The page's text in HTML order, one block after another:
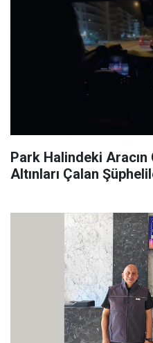
Park Halindeki Aracın
Altınları Çalan